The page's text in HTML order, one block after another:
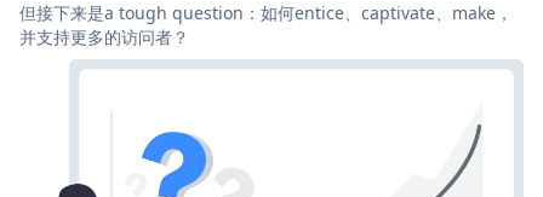
但接下来是a tough question：如何entice、captivate、make，
并支持更多的访问者？